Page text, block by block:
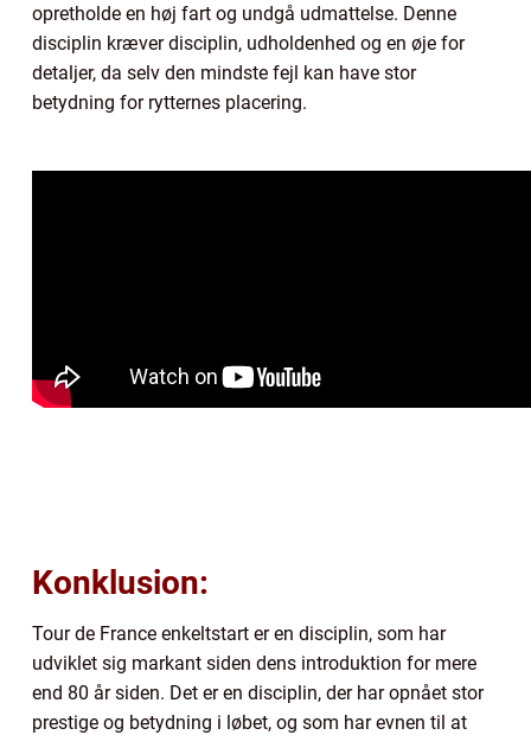
opretholde en høj fart og undgå udmattelse. Denne
disciplin kræver disciplin, udholdenhed og en øje for
detaljer, da selv den mindste fejl kan have stor
betydning for rytternes placering.
Konklusion:
Tour de France enkeltstart er en disciplin, som har
udviklet sig markant siden dens introduktion for mere
end 80 år siden. Det er en disciplin, der har opnået stor
prestige og betydning i løbet, og som har evnen til at